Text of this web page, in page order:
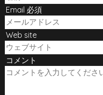
Email 必須
Web site
コメント